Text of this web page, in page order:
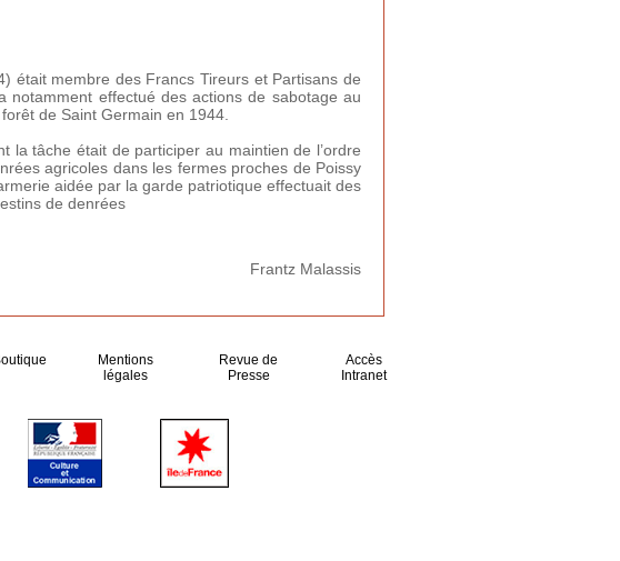
était membre des Francs Tireurs et Partisans de
notamment effectué des actions de sabotage au
de Saint Germain en 1944.
la tâche était de participer au maintien de l’ordre
agricoles dans les fermes proches de Poissy
aidée par la garde patriotique effectuait des
de denrées
Frantz Malassis
Mentions
légales
Revue de
Presse
Accès
Intranet